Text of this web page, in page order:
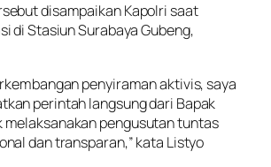
disampaikan Kapolri saat
di Stasiun Surabaya Gubeng,
penyiraman aktivis, saya
perintah langsung dari Bapak
melaksanakan pengusutan tuntas
dan transparan,” kata Listyo